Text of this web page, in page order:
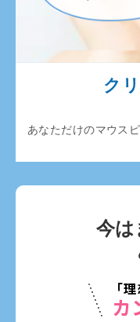
ク
あなただけのマウス
今は
「
カ